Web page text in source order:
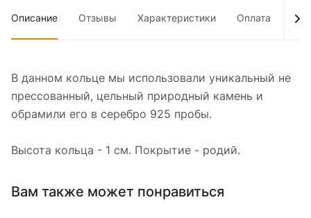
Описание Отзывы Характеристики Оплата
В данном кольце мы использовали уникальный не
прессованный, цельный природный камень и
обрамили его в серебро 925 пробы.
Высота кольца - 1 см. Покрытие - родий.
Вам также может понравиться